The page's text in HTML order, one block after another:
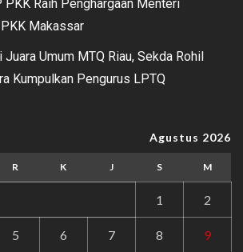
PKK Raih Penghargaan Menteri
Makassar
Umum MTQ Riau, Sekda Rohil
Kumpulkan Pengurus LPTQ
Agustus 2026
R K J S M
1 2
5 6 7 8 9